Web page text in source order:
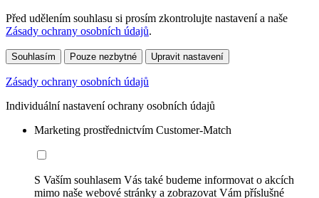
Před udělením souhlasu si prosím zkontrolujte nastavení a naše
Zásady ochrany osobních údajů.
Souhlasím Pouze nezbytné Upravit nastavení
Zásady ochrany osobních údajů
Individuální nastavení ochrany osobních údajů
Marketing prostřednictvím Customer-Match
S Vaším souhlasem Vás také budeme informovat o akcích
mimo naše webové stránky a zobrazovat Vám příslušné